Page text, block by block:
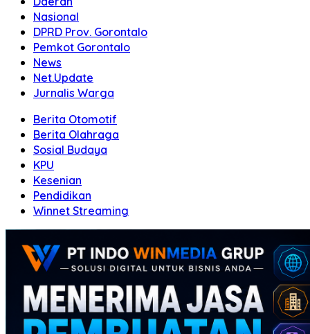
Nasional
DPRD Prov. Gorontalo
Pemkot Gorontalo
News
Net.Update
Jurnalis Warga
Berita Otomotif
Berita Olahraga
Sosial Budaya
KPU
Kesenian
Pendidikan
Winnet Streaming